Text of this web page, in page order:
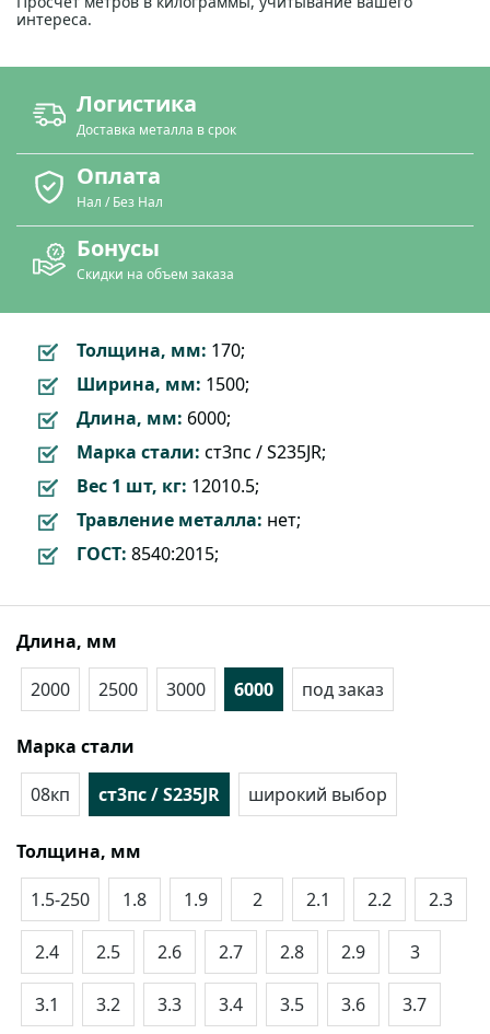
интереса.
Логистика
Доставка металла в срок
Оплата
Нал / Без Нал
Бонусы
Скидки на объем заказа
Толщина, мм: 170;
Ширина, мм: 1500;
Длина, мм: 6000;
Марка стали: ст3пс / S235JR;
Вес 1 шт, кг: 12010.5;
Травление металла: нет;
ГОСТ: 8540:2015;
Длина, мм
2000
2500 3000 6000 под заказ
Марка стали
08кп
ст3пс / S235JR широкий выбор
Толщина, мм
1.5-250
1.8 1.9 2 2.1 2.2 2.3
2.4 2.5 2.6 2.7 2.8 2.9 3
3.1 3.2 3.3 3.4 3.5 3.6 3.7